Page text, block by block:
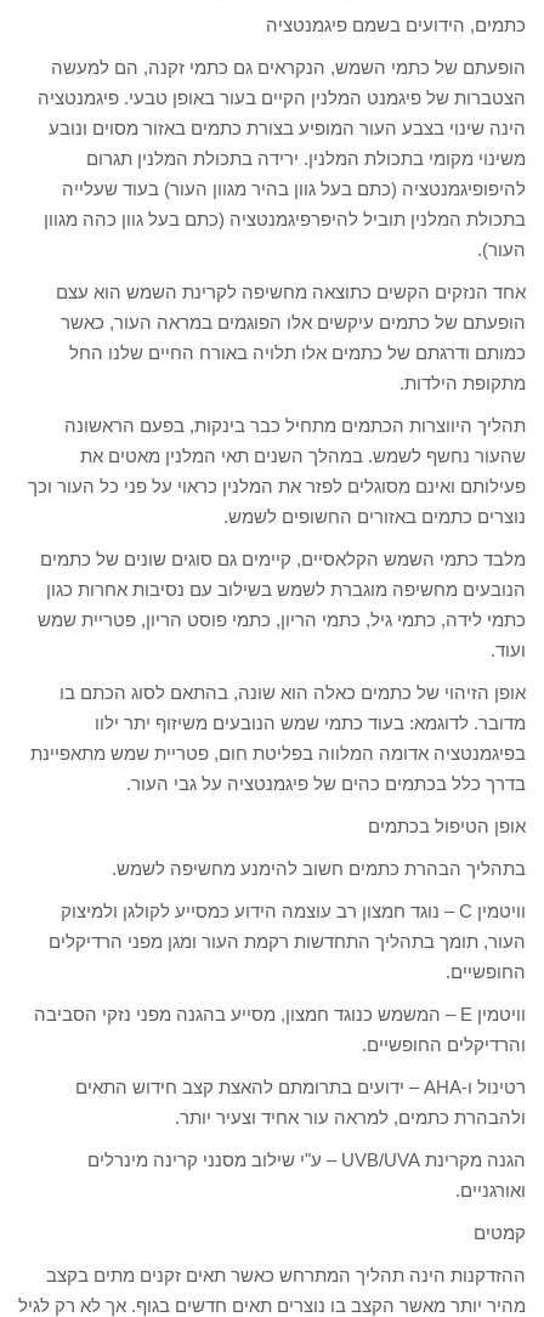
כתמים, הידועים בשמם פיגמנטציה
הופעתם של כתמי השמש, הנקראים גם כתמי זקנה, הם למעשה
הצטברות של פיגמנט המלנין הקיים בעור באופן טבעי. פיגמנטציה
הינה שינוי בצבע העור המופיע בצורת כתמים באזור מסוים ונובע
משינוי מקומי בתכולת המלנין. ירידה בתכולת המלנין תגרום
להיפופיגמנטציה (כתם בעל גוון בהיר מגוון העור) בעוד שעלייה
בתכולת המלנין תוביל להיפרפיגמנטציה (כתם בעל גוון כהה מגוון
העור).
אחד הנזקים הקשים כתוצאה מחשיפה לקרינת השמש הוא עצם
הופעתם של כתמים עיקשים אלו הפוגמים במראה העור, כאשר
כמותם ודרגתם של כתמים אלו תלויה באורח החיים שלנו החל
מתקופת הילדות.
תהליך היווצרות הכתמים מתחיל כבר בינקות, בפעם הראשונה
שהעור נחשף לשמש. במהלך השנים תאי המלנין מאטים את
פעילותם ואינם מסוגלים לפזר את המלנין כראוי על פני כל העור וכך
נוצרים כתמים באזורים החשופים לשמש.
מלבד כתמי השמש הקלאסיים, קיימים גם סוגים שונים של כתמים
הנובעים מחשיפה מוגברת לשמש בשילוב עם נסיבות אחרות כגון
כתמי לידה, כתמי גיל, כתמי הריון, כתמי פוסט הריון, פטריית שמש
ועוד.
אופן הזיהוי של כתמים כאלה הוא שונה, בהתאם לסוג הכתם בו
מדובר. לדוגמא: בעוד כתמי שמש הנובעים משיזוף יתר ילוו
בפיגמנטציה אדומה המלווה בפליטת חום, פטריית שמש מתאפיינת
בדרך כלל בכתמים כהים של פיגמנטציה על גבי העור.
אופן הטיפול בכתמים
בתהליך הבהרת כתמים חשוב להימנע מחשיפה לשמש.
וויטמין C – נוגד חמצון רב עוצמה הידוע כמסייע לקולגן ולמיצוק
העור, תומך בתהליך התחדשות רקמת העור ומגן מפני הרדיקלים
החופשיים.
וויטמין E – המשמש כנוגד חמצון, מסייע בהגנה מפני נזקי הסביבה
והרדיקלים החופשיים.
רטינול ו-AHA – ידועים בתרומתם להאצת קצב חידוש התאים
ולהבהרת כתמים, למראה עור אחיד וצעיר יותר.
הגנה מקרינת UVB/UVA – ע"י שילוב מסנני קרינה מינרלים
ואורגניים.
קמטים
ההזדקנות הינה תהליך המתרחש כאשר תאים זקנים מתים בקצב
מהיר יותר מאשר הקצב בו נוצרים תאים חדשים בגוף. אך לא רק לגיל